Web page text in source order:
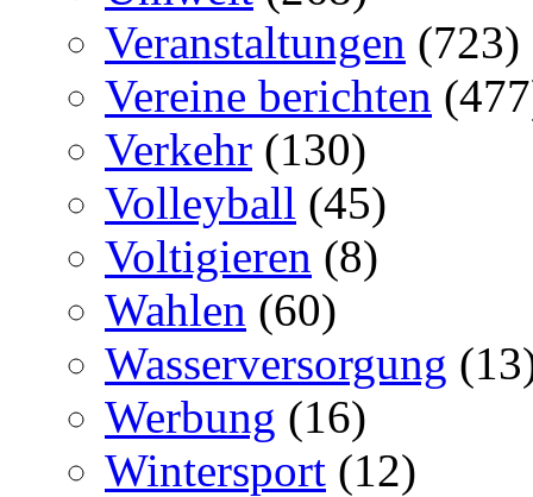
Veranstaltungen (723)
Vereine berichten
Verkehr (130)
Volleyball (45)
Voltigieren (8)
Wahlen (60)
Wasserversorgung
Werbung (16)
Wintersport (12)